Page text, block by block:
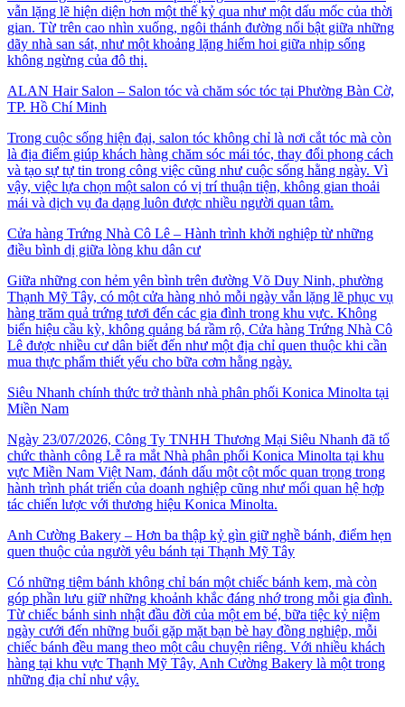
vẫn lặng lẽ hiện diện hơn một thế kỷ qua như một dấu mốc của thời
gian. Từ trên cao nhìn xuống, ngôi thánh đường nổi bật giữa những
dãy nhà san sát, như một khoảng lặng hiếm hoi giữa nhịp sống
không ngừng của đô thị.
ALAN Hair Salon – Salon tóc và chăm sóc tóc tại Phường Bàn Cờ,
TP. Hồ Chí Minh
Trong cuộc sống hiện đại, salon tóc không chỉ là nơi cắt tóc mà còn
là địa điểm giúp khách hàng chăm sóc mái tóc, thay đổi phong cách
và tạo sự tự tin trong công việc cũng như cuộc sống hằng ngày. Vì
vậy, việc lựa chọn một salon có vị trí thuận tiện, không gian thoải
mái và dịch vụ đa dạng luôn được nhiều người quan tâm.
Cửa hàng Trứng Nhà Cô Lê – Hành trình khởi nghiệp từ những
điều bình dị giữa lòng khu dân cư
Giữa những con hẻm yên bình trên đường Võ Duy Ninh, phường
Thạnh Mỹ Tây, có một cửa hàng nhỏ mỗi ngày vẫn lặng lẽ phục vụ
hàng trăm quả trứng tươi đến các gia đình trong khu vực. Không
biển hiệu cầu kỳ, không quảng bá rầm rộ, Cửa hàng Trứng Nhà Cô
Lê được nhiều cư dân biết đến như một địa chỉ quen thuộc khi cần
mua thực phẩm thiết yếu cho bữa cơm hằng ngày.
Siêu Nhanh chính thức trở thành nhà phân phối Konica Minolta tại
Miền Nam
Ngày 23/07/2026, Công Ty TNHH Thương Mại Siêu Nhanh đã tổ
chức thành công Lễ ra mắt Nhà phân phối Konica Minolta tại khu
vực Miền Nam Việt Nam, đánh dấu một cột mốc quan trọng trong
hành trình phát triển của doanh nghiệp cũng như mối quan hệ hợp
tác chiến lược với thương hiệu Konica Minolta.
Anh Cường Bakery – Hơn ba thập kỷ gìn giữ nghề bánh, điểm hẹn
quen thuộc của người yêu bánh tại Thạnh Mỹ Tây
Có những tiệm bánh không chỉ bán một chiếc bánh kem, mà còn
góp phần lưu giữ những khoảnh khắc đáng nhớ trong mỗi gia đình.
Từ chiếc bánh sinh nhật đầu đời của một em bé, bữa tiệc kỷ niệm
ngày cưới đến những buổi gặp mặt bạn bè hay đồng nghiệp, mỗi
chiếc bánh đều mang theo một câu chuyện riêng. Với nhiều khách
hàng tại khu vực Thạnh Mỹ Tây, Anh Cường Bakery là một trong
những địa chỉ như vậy.